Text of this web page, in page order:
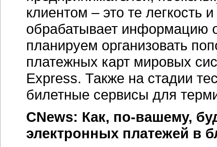
клиентом – это те легкость
обрабатывает информацию
планируем организовать
платежных карт мировых
Express. Также на стадии
билетные сервисы для
CNews: Как, по-вашему,
электронных платежей в